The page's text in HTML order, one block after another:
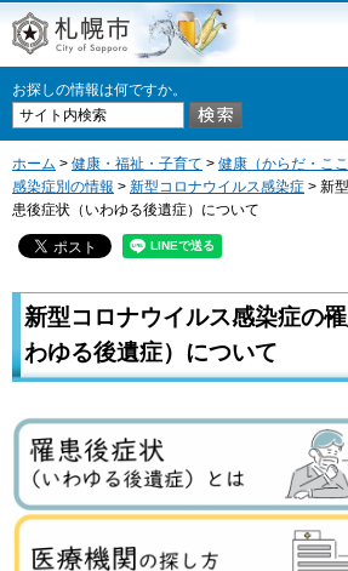
札幌市
お探しの情報は何ですか。
ホーム > 健康・福祉・子育て > 健康（からだ・ここ
感染症別の情報 > 新型コロナウイルス感染症 > 新
患後症状（いわゆる後遺症）について
新型コロナウイルス感染症の
わゆる後遺症）について